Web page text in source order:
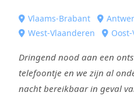
Vlaams-Brabant
West-Vlaanderen
Dringend nood aan een
telefoontje en we zijn al
nacht bereikbaar in geval